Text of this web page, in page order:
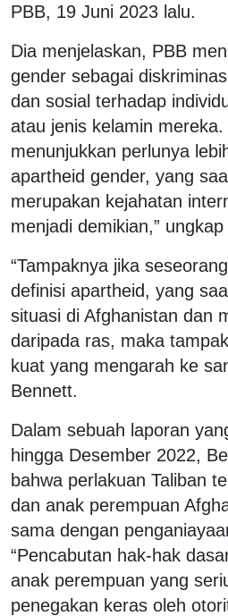
PBB, 19 Juni 2023 lalu.
Dia menjelaskan, PBB
gender sebagai
dan sosial terhadap
atau jenis kelamin mereka.
menunjukkan perlunya
apartheid gender, yang
merupakan kejahatan
menjadi demikian,”
“Tampaknya jika
definisi apartheid, yang
situasi di Afghanistan dan
daripada ras, maka
kuat yang mengarah ke
Bennett.
Dalam sebuah laporan
hingga Desember 2022,
bahwa perlakuan Taliban
dan anak perempuan
sama dengan
“Pencabutan hak-hak
anak perempuan yang
penegakan keras oleh